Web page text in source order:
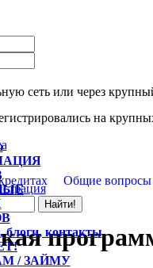
сеть или через
на
контакты
/ ЗАЙМУ
Общие вопросы